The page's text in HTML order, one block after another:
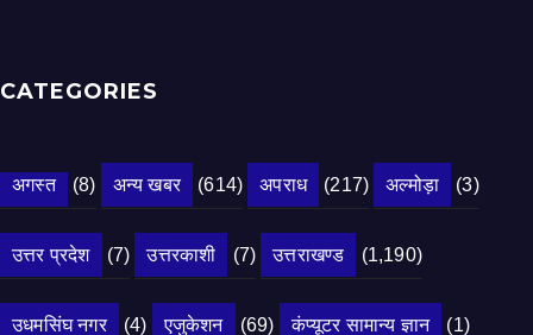
CATEGORIES
अगस्त (8) अन्य खबर (614) अपराध (217) अल्मोड़ा (3)
उत्तर प्रदेश (7) उत्तरकाशी (7) उत्तराखण्ड (1,190)
उधमसिंघ नगर (4) एजुकेशन (69) कंप्यूटर सामान्य ज्ञान (1)